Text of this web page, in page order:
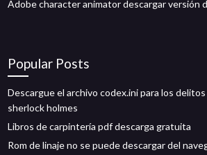
Adobe character animator descargar versión
Popular Posts
Descargue el archivo codex.ini para los
sherlock holmes
Libros de carpintería pdf descarga gratuita
Rom de linaje no se puede descargar del